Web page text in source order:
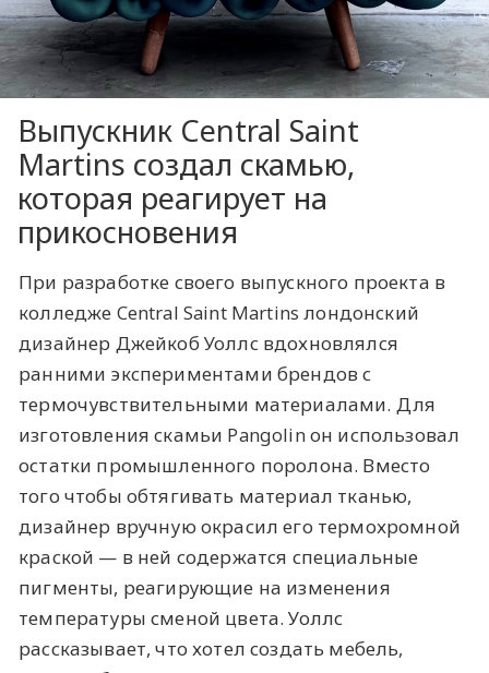
Выпускник Central Saint
Martins создал скамью,
которая реагирует на
прикосновения
При разработке своего выпускного проекта в
колледже Central Saint Martins лондонский
дизайнер Джейкоб Уоллс вдохновлялся
ранними экспериментами брендов с
термочувствительными материалами. Для
изготовления скамьи Pangolin он использовал
остатки промышленного поролона. Вместо
того чтобы обтягивать материал тканью,
дизайнер вручную окрасил его термохромной
краской — в ней содержатся специальные
пигменты, реагирующие на изменения
температуры сменой цвета. Уоллс
рассказывает, что хотел создать мебель,